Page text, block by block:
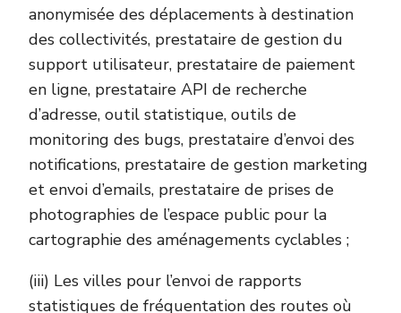
anonymisée des déplacements à destination
des collectivités, prestataire de gestion du
support utilisateur, prestataire de paiement
en ligne, prestataire API de recherche
d’adresse, outil statistique, outils de
monitoring des bugs, prestataire d’envoi des
notifications, prestataire de gestion marketing
et envoi d’emails, prestataire de prises de
photographies de l’espace public pour la
cartographie des aménagements cyclables ;
(iii) Les villes pour l’envoi de rapports
statistiques de fréquentation des routes où